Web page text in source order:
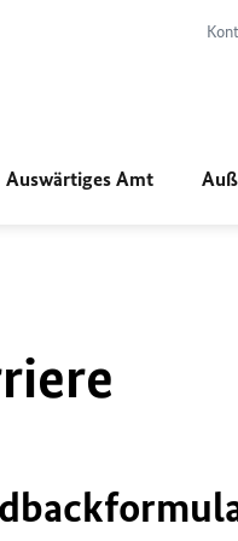
Auswärtiges Amt